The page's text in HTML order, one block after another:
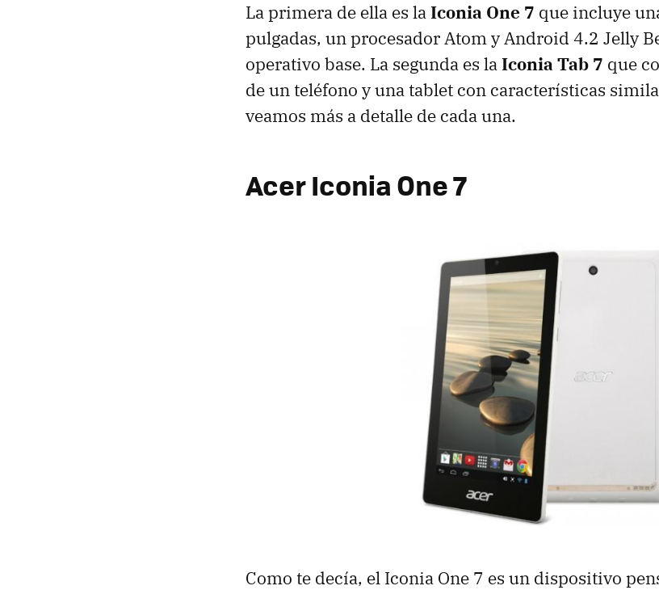
La primera de ella es laIconia One 7 que incluye
pulgadas, un procesador Atom y Android 4.2 Jelly
operativo base. La segunda es laIconia Tab 7 que
de un teléfono y una tablet con características
veamos más a detalle de cada una.
Acer Iconia One 7
Como te decía, el Iconia One 7 es un dispositivo